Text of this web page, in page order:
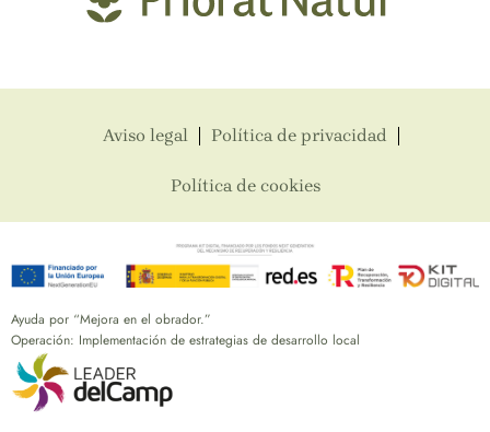
Aviso legal Política de privacidad
Política de cookies
Ayuda por “Mejora en el obrador.”
Operación: Implementación de estrategias de desarrollo local